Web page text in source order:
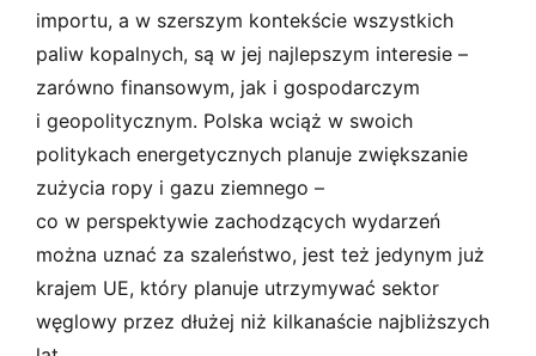
importu, a w szerszym kontekście wszystkich
paliw kopalnych, są w jej najlepszym interesie –
zarówno finansowym, jak i gospodarczym
i geopolitycznym. Polska wciąż w swoich
politykach energetycznych planuje zwiększanie
zużycia ropy i gazu ziemnego –
co w perspektywie zachodzących wydarzeń
można uznać za szaleństwo, jest też jedynym już
krajem UE, który planuje utrzymywać sektor
węglowy przez dłużej niż kilkanaście najbliższych